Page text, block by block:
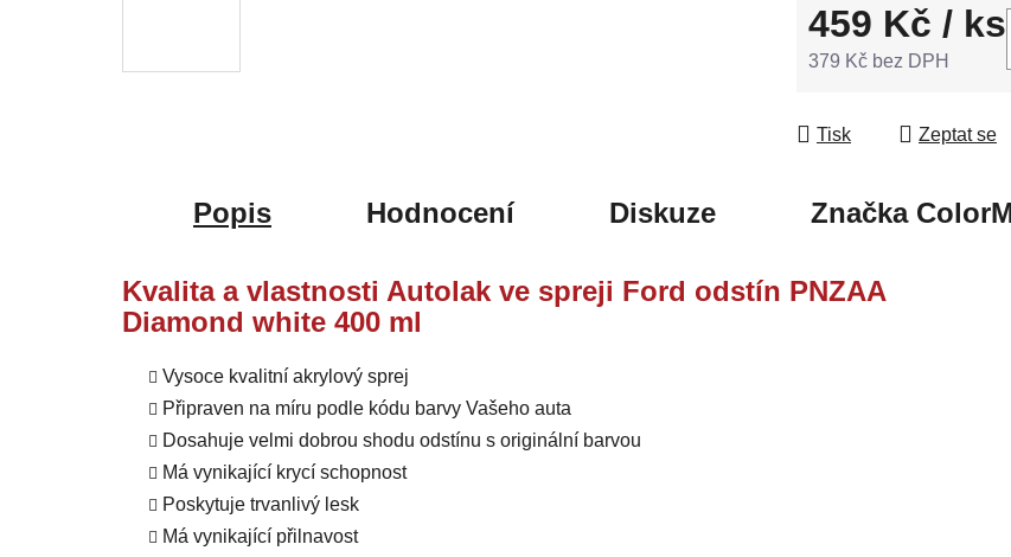
459 Kč / ks
379 Kč bez DPH
Tisk Zeptat se
Popis Hodnocení Diskuze Značka
Kvalita a vlastnosti Autolak ve spreji Ford odstín PNZAA
Diamond white 400 ml
Vysoce kvalitní akrylový sprej
Připraven na míru podle kódu barvy Vašeho auta
Dosahuje velmi dobrou shodu odstínu s originální barvou
Má vynikající krycí schopnost
Poskytuje trvanlivý lesk
Má vynikající přilnavost